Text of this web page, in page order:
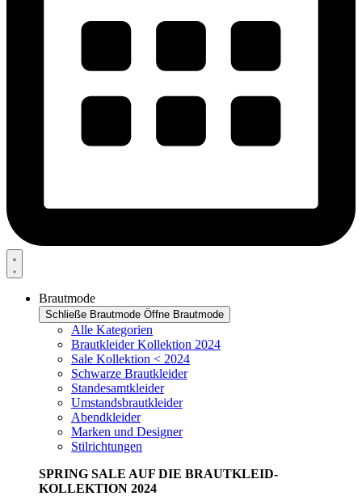
Brautmode
Schließe Brautmode Öffne Brautmode
Alle Kategorien
Brautkleider Kollektion 2024
Sale Kollektion < 2024
Schwarze Brautkleider
Standesamtkleider
Umstandsbrautkleider
Abendkleider
Marken und Designer
Stilrichtungen
SPRING SALE AUF DIE BRAUTKLEID-
KOLLEKTION 2024